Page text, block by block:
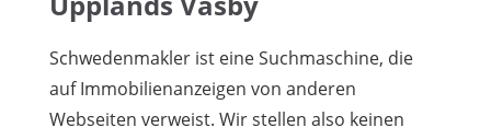
Schwedenmakler ist eine Suchmaschine, die
auf Immobilienanzeigen von anderen
Webseiten verweist. Wir stellen also keinen